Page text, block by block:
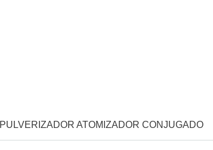
PULVERIZADOR ATOMIZADOR CONJUGADO